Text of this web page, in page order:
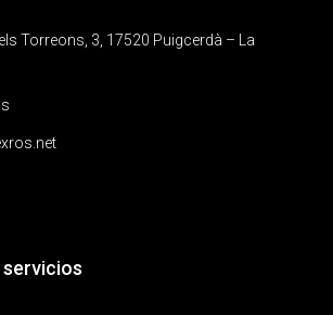
Torreons, 3, 17520 Puigcerdà – La